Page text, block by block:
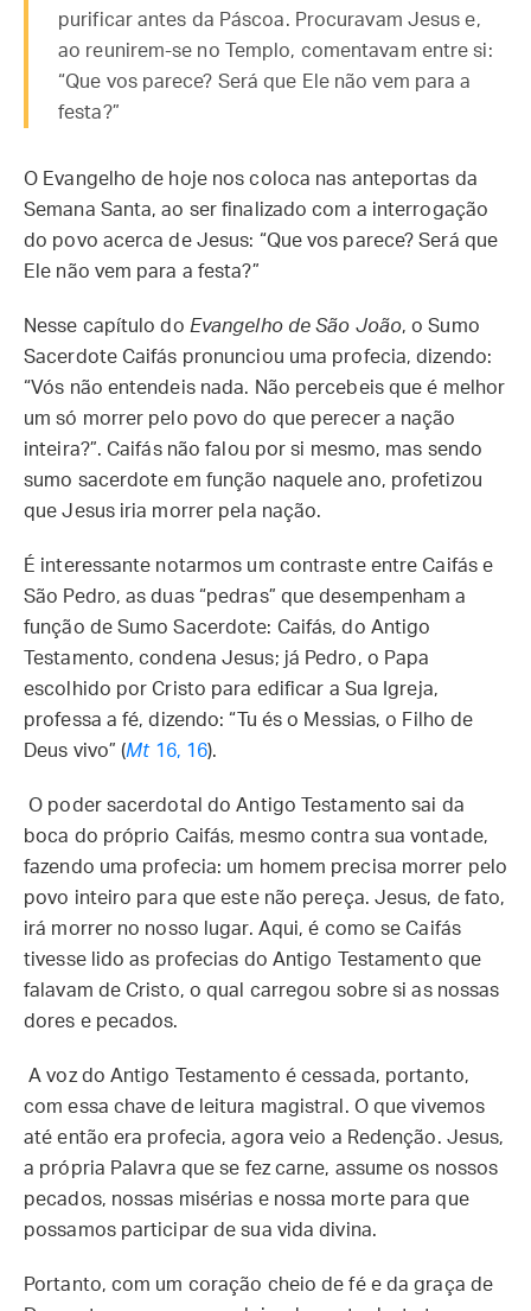
purificar antes da Páscoa. Procuravam Jesus e,
ao reunirem-se no Templo, comentavam entre si:
“Que vos parece? Será que Ele não vem para a
festa?”
O Evangelho de hoje nos coloca nas anteportas da
Semana Santa, ao ser finalizado com a interrogação
do povo acerca de Jesus: “Que vos parece? Será que
Ele não vem para a festa?”
Nesse capítulo do Evangelho de São João, o Sumo
Sacerdote Caifás pronunciou uma profecia, dizendo:
“Vós não entendeis nada. Não percebeis que é melhor
um só morrer pelo povo do que perecer a nação
inteira?”. Caifás não falou por si mesmo, mas sendo
sumo sacerdote em função naquele ano, profetizou
que Jesus iria morrer pela nação.
É interessante notarmos um contraste entre Caifás e
São Pedro, as duas “pedras” que desempenham a
função de Sumo Sacerdote: Caifás, do Antigo
Testamento, condena Jesus; já Pedro, o Papa
escolhido por Cristo para edificar a Sua Igreja,
professa a fé, dizendo: “Tu és o Messias, o Filho de
Deus vivo” (Mt16, 16).
O poder sacerdotal do Antigo Testamento sai da
boca do próprio Caifás, mesmo contra sua vontade,
fazendo uma profecia: um homem precisa morrer pelo
povo inteiro para que este não pereça. Jesus, de fato,
irá morrer no nosso lugar. Aqui, é como se Caifás
tivesse lido as profecias do Antigo Testamento que
falavam de Cristo, o qual carregou sobre si as nossas
dores e pecados.
A voz do Antigo Testamento é cessada, portanto,
com essa chave de leitura magistral. O que vivemos
até então era profecia, agora veio a Redenção. Jesus,
a própria Palavra que se fez carne, assume os nossos
pecados, nossas misérias e nossa morte para que
possamos participar de sua vida divina.
Portanto, com um coração cheio de fé e da graça de